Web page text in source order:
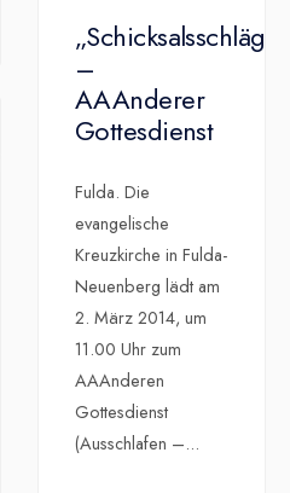
„Schicksalsschläge“
–
AAAnderer
Gottesdienst
Fulda. Die
evangelische
Kreuzkirche in Fulda-
Neuenberg lädt am
2. März 2014, um
11.00 Uhr zum
AAAnderen
Gottesdienst
(Ausschlafen –...